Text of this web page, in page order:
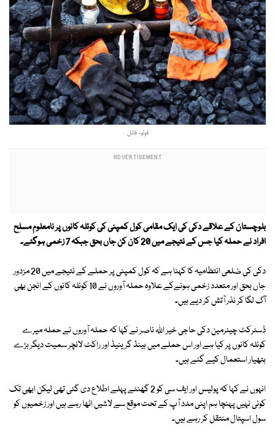
فوٹو- فائل
بلوچستان کے علاقے دکی کی ایک مقامی کول کمپنی کی کوئلہ کانوں پر نامعلوم مسلح
افراد نے حملہ کیا جس کے نتیجے میں 20 کان کن جاں بحق جبکہ 7 زخمی ہوگئے۔
دکی کی ضلعی انتظامیہ کا کہنا ہے کہ کول کمپنی پر حملے کے نتیجے میں 20 مزدور
جاں بحق اور متعدد زخمی ہونےکے علاوہ حملہ آوروں نے 10 کوئلہ کانوں کے انجن بھی
آگ لگا کر نذر آتش کر دیے ہیں۔
ڈسٹرکٹ چیئرمین دکی حاجی خیر اللہ ناصر نے کہا کہ حملہ آوروں نے حملہ میرے
کوئلہ کانوں پر کیا ہے اور اس حملے میں ہینڈ گرینیڈ اور راکٹ لانچر سمیت دیگر بڑے
ہتھیار استعمال کیے گئے ہیں۔
انہوں نے کہا کہ پولیس اور ایف سی کو 2 گھنٹے پہلے اطلاع دی گئی تھی لیکن ابھی تک
کوئی نہیں پہنچا ہم اپنی مدد آپ کے تحت موقع سے لاشیں اٹھا رہے ہیں اور زخمیوں کو
سول اسپتال منتقل کر رہے ہیں۔